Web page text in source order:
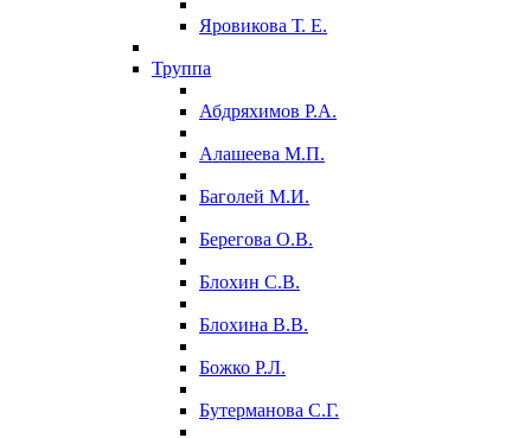
Яровикова Т. Е.
Труппа
Абдряхимов Р.А.
Алашеева М.П.
Баголей М.И.
Берегова О.В.
Блохин С.В.
Блохина В.В.
Божко Р.Л.
Бутерманова С.Г.